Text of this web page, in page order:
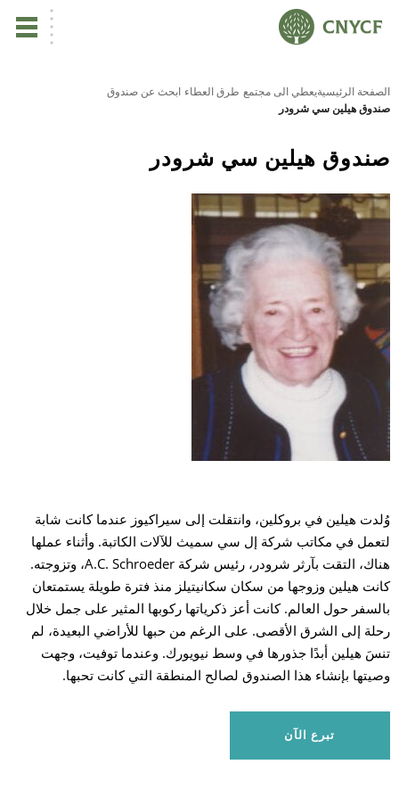
الصفحة الرئيسيةيعطي الى مجتمع طرق العطاء ابحث عن صندوق
صندوق هيلين سي شرودر
صندوق هيلين سي شرودر
وُلدت هيلين في بروكلين، وانتقلت إلى سيراكيوز عندما كانت شابة
لتعمل في مكاتب شركة إل سي سميث للآلات الكاتبة. وأثناء عملها
هناك، التقت بآرثر شرودر، رئيس شركة A.C. Schroeder، وتزوجته.
كانت هيلين وزوجها من سكان سكانيتيلز منذ فترة طويلة يستمتعان
بالسفر حول العالم. كانت أعز ذكرياتها ركوبها المثير على جمل خلال
رحلة إلى الشرق الأقصى. على الرغم من حبها للأراضي البعيدة، لم
تنسَ هيلين أبدًا جذورها في وسط نيويورك. وعندما توفيت، وجهت
وصيتها بإنشاء هذا الصندوق لصالح المنطقة التي كانت تحبها.
تبرع الآن